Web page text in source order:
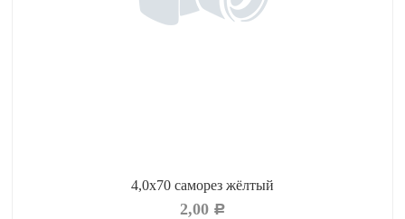
4,0x70 саморез жёлтый
2,00 Р